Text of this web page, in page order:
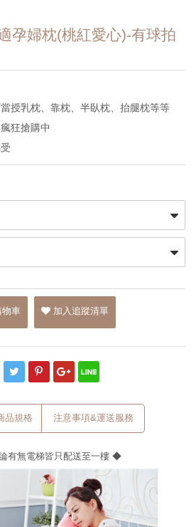
孕婦枕(桃紅愛心)-有球拍
授乳枕、靠枕、半臥枕、抬腿枕等等
狂搶購中
車 加入追蹤清單
品規格 注意事項&運送服務
有無電梯皆只配送至一樓 ◆